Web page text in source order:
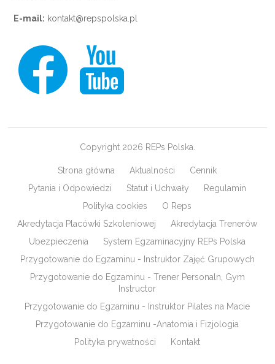
E-mail: kontakt@repspolska.pl
Copyright 2026 REPs Polska.
Strona główna Aktualności
Cennik
Pytania i Odpowiedzi
Statut i Uchwały
Regulamin
Polityka cookies
O Reps
Akredytacja Placówki Szkoleniowej
Akredytacja Trenerów
Ubezpieczenia
System Egzaminacyjny REPs Polska
Przygotowanie do Egzaminu - Instruktor Zajęć Grupowych
Przygotowanie do Egzaminu - Trener Personaln, Gym
Instructor
Przygotowanie do Egzaminu - Instruktor Pilates na Macie
Przygotowanie do Egzaminu -Anatomia i Fizjologia
Polityka prywatności
Kontakt